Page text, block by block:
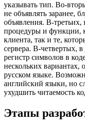
указывать тип. Во-
не объявлять заранее,
объявления. В-третьих,
процедуры и функции,
клиента, так и те,
сервера. В-четвертых,
регистр символов в
нескольких
русском языке.
английский языки, но
ухудшить читаемость
Этапы